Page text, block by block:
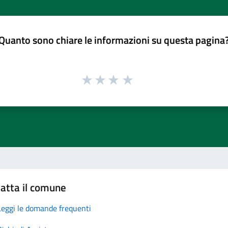
sono chiare le informazioni su questa
il comune
le domande frequenti